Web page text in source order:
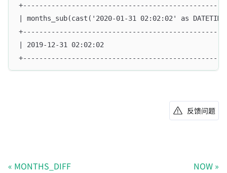
| months_sub(cast('2020-01-31 02:02:02' as
| 2019-12-31 02:02:02
反馈问题
MONTHS_DIFF NOW